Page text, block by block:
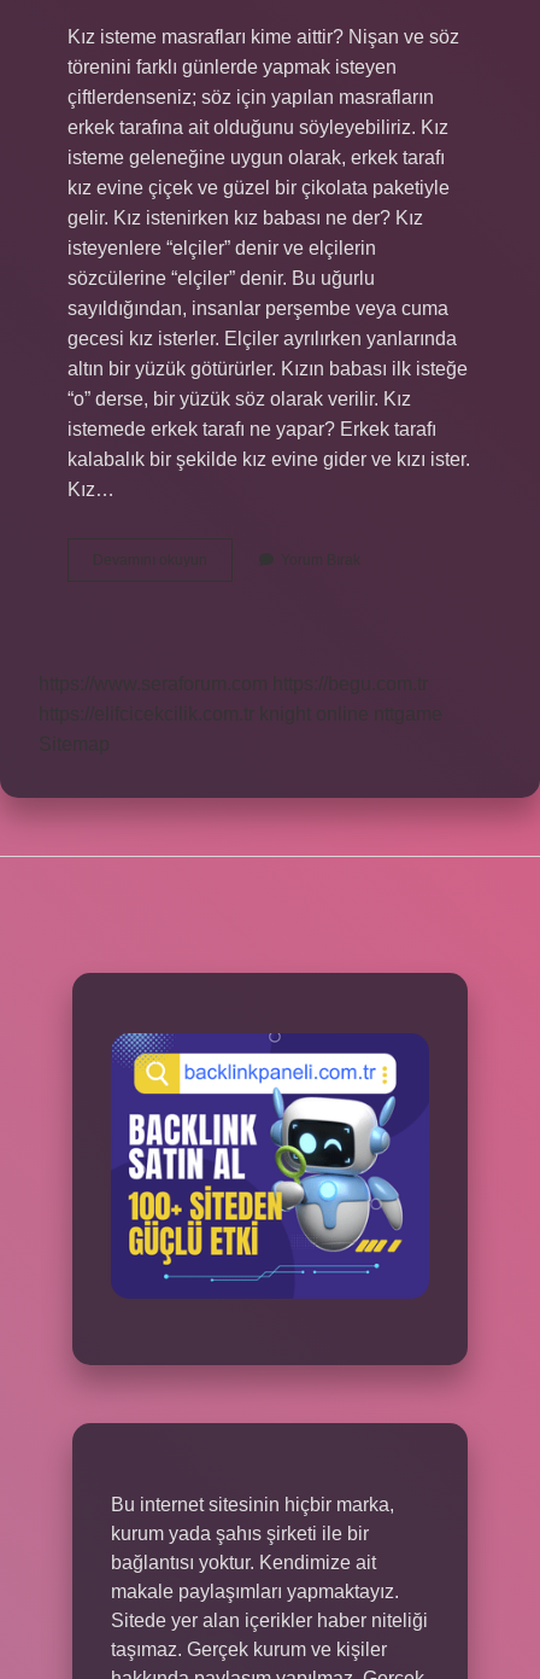
Kız isteme masrafları kime aittir? Nişan ve söz
törenini farklı günlerde yapmak isteyen
çiftlerdenseniz; söz için yapılan masrafların
erkek tarafına ait olduğunu söyleyebiliriz. Kız
isteme geleneğine uygun olarak, erkek tarafı
kız evine çiçek ve güzel bir çikolata paketiyle
gelir. Kız istenirken kız babası ne der? Kız
isteyenlere “elçiler” denir ve elçilerin
sözcülerine “elçiler” denir. Bu uğurlu
sayıldığından, insanlar perşembe veya cuma
gecesi kız isterler. Elçiler ayrılırken yanlarında
altın bir yüzük götürürler. Kızın babası ilk isteğe
“o” derse, bir yüzük söz olarak verilir. Kız
istemede erkek tarafı ne yapar? Erkek tarafı
kalabalık bir şekilde kız evine gider ve kızı ister.
Kız…
Devamını okuyun
Isteme
Yorum Bırak
https://www.seraforum.com
https://begu.com.tr
https://elifcicekcilik.com.tr knight online
nttgame
Sitemap
Bu internet sitesinin hiçbir marka,
kurum yada şahıs şirketi ile bir
bağlantısı yoktur. Kendimize ait
makale paylaşımları yapmaktayız.
Sitede yer alan içerikler haber niteliği
taşımaz. Gerçek kurum ve kişiler